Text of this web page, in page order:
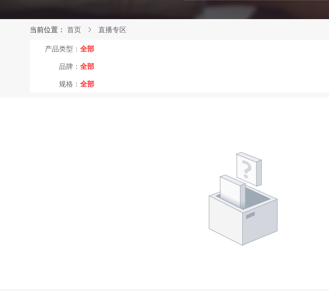
当前位置： 首页
直播专区
产品类型： 全部
品牌： 全部
规格： 全部